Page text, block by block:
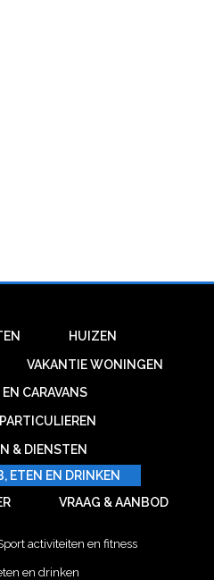
HUIZEN
VAKANTIE WONINGEN
CARAVANS
& DIENSTEN
ETEN EN DRINKEN
VRAAG & AANBOD
activiteiten en fitness
en drinken